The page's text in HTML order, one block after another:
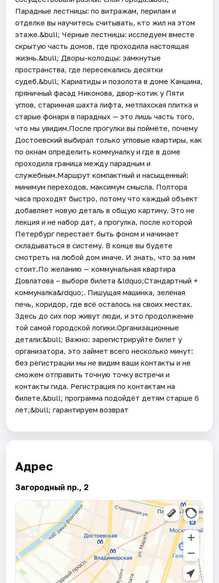
Парадные лестницы: по витражам, перилам и
отделке вы научитесь считывать, кто жил на этом
этаже.&bull; Чёрные лестницы: исследуем вместе
скрытую часть домов, где проходила настоящая
жизнь.&bull; Дворы-колодцы: замкнутые
пространства, где пересекались десятки
судеб.&bull; Кариатиды и позолота в доме Каншина,
пряничный фасад Никонова, двор-котик у Пяти
углов, старинная шахта лифта, метлахская плитка и
старые фонари в парадных — это лишь часть того,
что мы увидим.После прогулки вы поймёте, почему
Достоевский выбирал только угловые квартиры, как
по окнам определить коммуналку и где в доме
проходила граница между парадным и
служебным.Маршрут компактный и насыщенный:
минимум переходов, максимум смысла. Полтора
часа проходят быстро, потому что каждый объект
добавляет новую деталь в общую картину. Это не
лекция и не набор дат, а прогулка, после которой
Петербург перестаёт быть фоном и начинает
складываться в систему. В конце вы будете
смотреть на любой дом иначе. И знать, что за ним
стоит.По желанию — коммунальная квартира
Довлатова – выборе билета &ldquo;Стандартный +
коммуналка&rdquo;. Пишущая машинка, зелёная
печь, коридор, где всё осталось на своих местах.
Здесь до сих пор живут люди, и это продолжение
той самой городской логики.Организационные
детали:&bull; Важно: зарегистрируйте билет у
организатора, это займет всего несколько минут:
без регистрации мы не видим ваши контакты и не
сможем отправить точную точку встречи и
контакты гида. Регистрация по контактам на
билете.&bull; программа подойдёт детям старше 6
лет;&bull; гарантируем возврат
Адрес
Загородный пр., 2